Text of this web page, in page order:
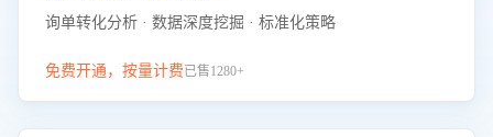
询单转化分析 · 数据深度挖掘 · 标准化策略
免费开通，按量计费已售1280+